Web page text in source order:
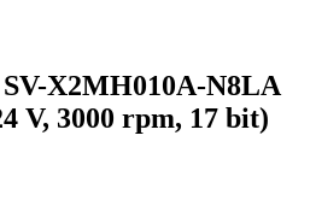
SV-X2MH010A-N8LA
V, 3000 rpm, 17 bit)